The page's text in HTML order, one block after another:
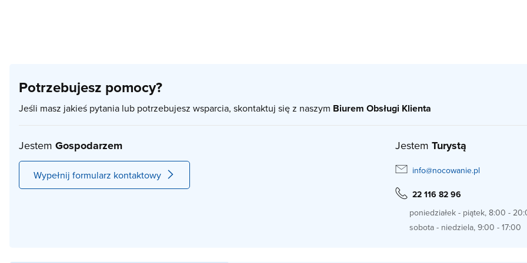
Potrzebujesz pomocy?
Jeśli masz jakieś pytania lub potrzebujesz wsparcia, skontaktuj się z naszym Biurem Obsługi Klienta
Jestem Gospodarzem
Wypełnij formularz kontaktowy
Jestem Turystą
info@nocowanie.pl
22 116 82 96
poniedziałek - piątek, 8:00 -
sobota - niedziela, 9:00 - 17:00